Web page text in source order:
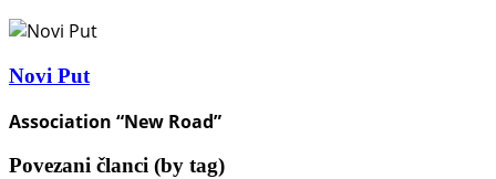
Novi Put
Association “New Road”
Povezani članci (by tag)